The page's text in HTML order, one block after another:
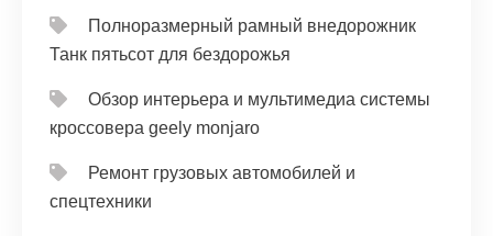
Полноразмерный рамный внедорожник
Танк пятьсот для бездорожья
Обзор интерьера и мультимедиа системы
кроссовера geely monjaro
Ремонт грузовых автомобилей и
спецтехники